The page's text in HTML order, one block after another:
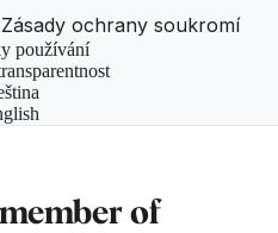
Zásady ochrany soukromí
používání
of